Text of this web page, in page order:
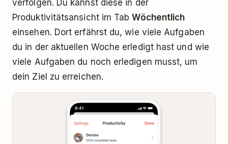
verfolgen. Du kannst diese in der
Produktivitätsansicht im TabWöchentlich
einsehen. Dort erfährst du, wie viele Aufgaben
du in der aktuellen Woche erledigt hast und wie
viele Aufgaben du noch erledigen musst, um
dein Ziel zu erreichen.